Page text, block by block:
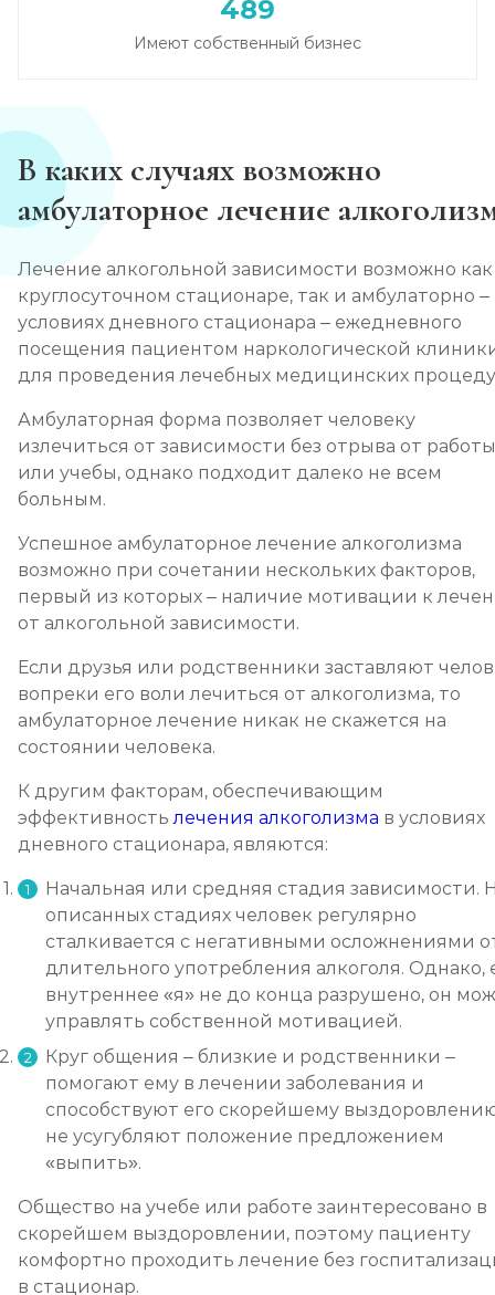
Кодирование Аквилонгом
от 2 850 ₽ Записаться
Кодирование Алгоминалом
от 2 500 ₽ Записаться
Кодирование препаратом Тетлонг 250
от 3 200 ₽
Кодирование Колме
от 3 600 ₽
Кодирование с провокацией
от 3 200 ₽ Записаться
Кодирование СИТ
от 4 300 ₽ Записаться
от 5 700 ₽ Записаться
Записаться
Вшивание Торпедо
от 3 600 ₽ Записаться
Раскодирование от алкоголизма
от 1 800 ₽
Мотивация на лечение алкоголизма
от 2 150 ₽
Лечение алкоголизма на дому
489
Имеют собственный бизнес
В каких случаях возможно
амбулаторное лечение
Лечение алкогольной зависимости возможно как
круглосуточном стационаре, так и амбулаторно –
условиях дневного стационара – ежедневного
посещения пациентом наркологической
для проведения лечебных медицинских
Амбулаторная форма позволяет человеку
излечиться от зависимости без отрыва от работы
или учебы, однако подходит далеко не всем
больным.
Успешное амбулаторное лечение алкоголизма
возможно при сочетании нескольких факторов,
первый из которых – наличие мотивации к
от алкогольной зависимости.
Если друзья или родственники заставляют
вопреки его воли лечиться от алкоголизма, то
амбулаторное лечение никак не скажется на
состоянии человека.
К другим факторам, обеспечивающим
эффективностьлечения алкоголизма в условиях
дневного стационара, являются:
Начальная или средняя стадия зависимости.
описанных стадиях человек регулярно
сталкивается с негативными осложнениями
длительного употребления алкоголя. Однако,
внутреннее «я» не до конца разрушено, он
управлять собственной мотивацией.
Круг общения – близкие и родственники –
помогают ему в лечении заболевания и
способствуют его скорейшему
не усугубляют положение предложением
«выпить».
Общество на учебе или работе заинтересовано в
скорейшем выздоровлении, поэтому пациенту
комфортно проходить лечение без
в стационар.